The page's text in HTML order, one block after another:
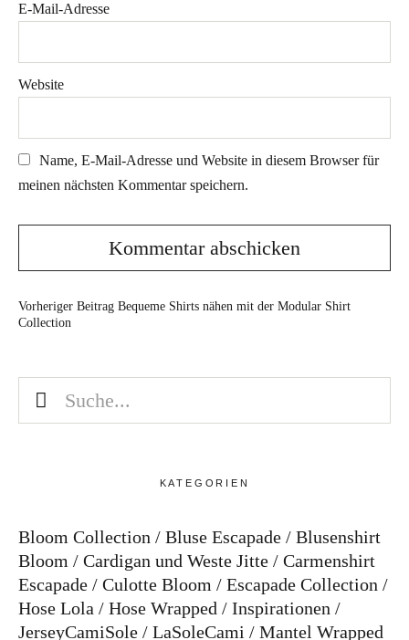
E-Mail-Adresse
Website
Name, E-Mail-Adresse und Website in diesem Browser für
meinen nächsten Kommentar speichern.
Vorheriger Beitrag Bequeme Shirts nähen mit der Modular Shirt
Collection
KATEGORIEN
Bloom Collection Bluse Escapade
Blusenshirt
Bloom
Cardigan und Weste Jitte
Carmenshirt
Escapade
Culotte Bloom
Escapade Collection
Hose Lola
Hose Wrapped
Inspirationen
JerseyCamiSole
LaSoleCami Mantel Wrapped